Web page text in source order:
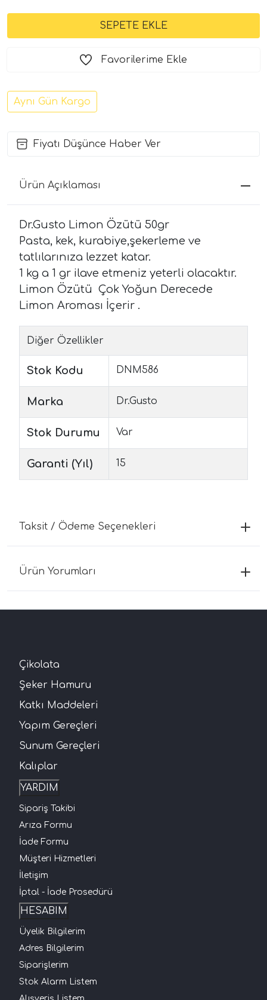
Favorilerime Ekle
Aynı Gün Kargo
Fiyatı Düşünce Haber Ver
Ürün Açıklaması
Dr.Gusto Limon Özütü 50gr
Pasta, kek, kurabiye,şekerleme ve
tatlılarınıza lezzet katar.
1 kg a 1 gr ilave etmeniz yeterli olacaktır.
Limon Özütü Çok Yoğun Derecede
Limon Aroması İçerir .
Diğer Özellikler
Stok Kodu DNM586
Marka Dr.Gusto
Stok Durumu Var
Garanti (Yıl) 15
Taksit / Ödeme Seçenekleri
Ürün Yorumları
Çikolata
Şeker Hamuru
Katkı Maddeleri
Yapım Gereçleri
Sunum Gereçleri
Kalıplar
YARDIM
Sipariş Takibi
Arıza Formu
İade Formu
Müşteri Hizmetleri
İletişim
İptal - İade Prosedürü
HESABIM
Üyelik Bilgilerim
Adres Bilgilerim
Siparişlerim
Stok Alarm Listem